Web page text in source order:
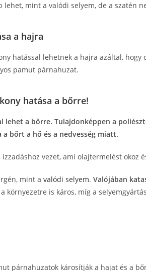
lehet, mint a valódi selyem, de a szatén
a hajra
hatással lehetnek a hajra azáltal,
pamut párnahuzat.
hatása a bőrre!
lehet a bőrre. Tulajdonképpen a
bőrt a hő és a nedvesség miatt.
vezet, ami olajtermelést
mint a valódi selyem. Valójában
környezetre is káros, míg a
párnahuzatok károsítják a hajat és a